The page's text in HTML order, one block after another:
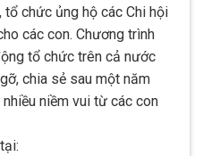
chức ủng hộ các Chi hội
các con. Chương trình
tổ chức trên cả nước
chia sẻ sau một năm
niềm vui từ các con